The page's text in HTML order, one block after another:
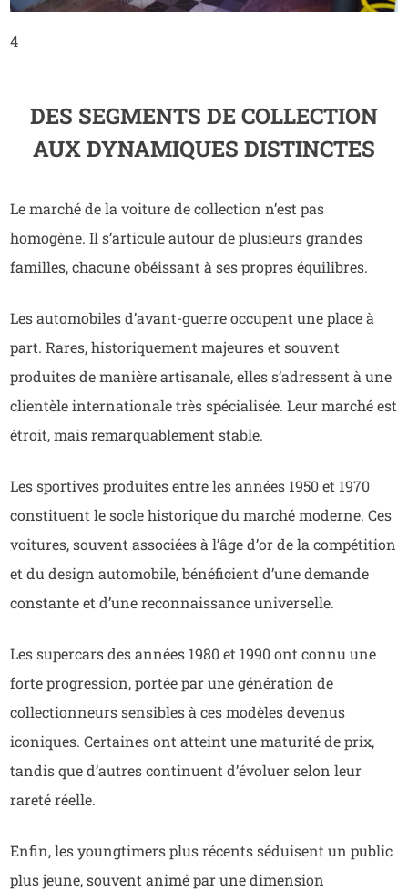
4
DES SEGMENTS DE COLLECTION
AUX DYNAMIQUES DISTINCTES
Le marché de la voiture de collection n’est pas
homogène. Il s’articule autour de plusieurs grandes
familles, chacune obéissant à ses propres équilibres.
Les automobiles d’avant-guerre occupent une place à
part. Rares, historiquement majeures et souvent
produites de manière artisanale, elles s’adressent à une
clientèle internationale très spécialisée. Leur marché est
étroit, mais remarquablement stable.
Les sportives produites entre les années 1950 et 1970
constituent le socle historique du marché moderne. Ces
voitures, souvent associées à l’âge d’or de la compétition
et du design automobile, bénéficient d’une demande
constante et d’une reconnaissance universelle.
Les supercars des années 1980 et 1990 ont connu une
forte progression, portée par une génération de
collectionneurs sensibles à ces modèles devenus
iconiques. Certaines ont atteint une maturité de prix,
tandis que d’autres continuent d’évoluer selon leur
rareté réelle.
Enfin, les youngtimers plus récents séduisent un public
plus jeune, souvent animé par une dimension